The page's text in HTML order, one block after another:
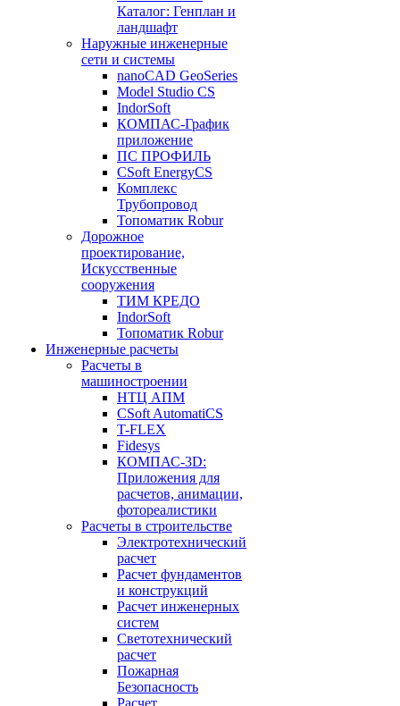
Каталог: Генплан и
ландшафт
Наружные инженерные
сети и системы
nanoCAD GeoSeries
Model Studio CS
IndorSoft
КОМПАС-График
приложение
ПС ПРОФИЛЬ
CSoft EnergyCS
Комплекс
Трубопровод
Топоматик Robur
Дорожное
проектирование,
Искусственные
сооружения
ТИМ КРЕДО
IndorSoft
Топоматик Robur
Инженерные расчеты
Расчеты в
машиностроении
НТЦ АПМ
CSoft AutomatiCS
T-FLEX
Fidesys
КОМПАС-3D:
Приложения для
расчетов, анимации,
фотореалистики
Расчеты в строительстве
Электротехнический
расчет
Расчет фундаментов
и конструкций
Расчет инженерных
систем
Светотехнический
расчет
Пожарная
Безопасность
Расчет